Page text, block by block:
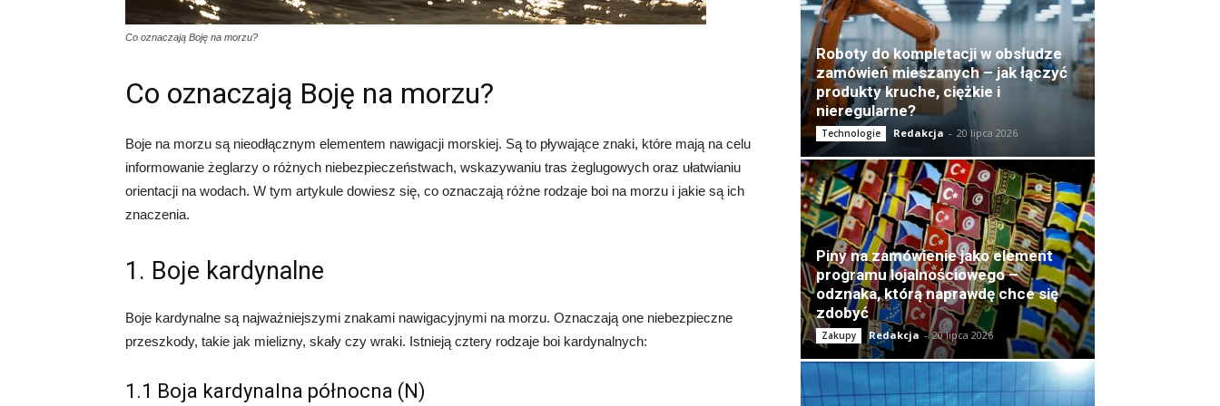
Co oznaczają Boję na morzu?
Co oznaczają Boję na morzu?
Boje na morzu są nieodłącznym elementem nawigacji morskiej. Są to pływające znaki, które mają na celu
informowanie żeglarzy o różnych niebezpieczeństwach, wskazywaniu tras żeglugowych oraz ułatwianiu
orientacji na wodach. W tym artykule dowiesz się, co oznaczają różne rodzaje boi na morzu i jakie są ich
znaczenia.
1. Boje kardynalne
Boje kardynalne są najważniejszymi znakami nawigacyjnymi na morzu. Oznaczają one niebezpieczne
przeszkody, takie jak mielizny, skały czy wraki. Istnieją cztery rodzaje boi kardynalnych:
1.1 Boja kardynalna północna (N)
Roboty do kompletacji w obsłudze
zamówień mieszanych – jak łączyć
produkty kruche, ciężkie i
nieregularne?
Technologie Redakcja - 20 lipca 2026
Piny na zamówienie jako element
programu lojalnościowego –
odznaka, którą naprawdę chce się
zdobyć
Zakupy Redakcja - 20 lipca 2026